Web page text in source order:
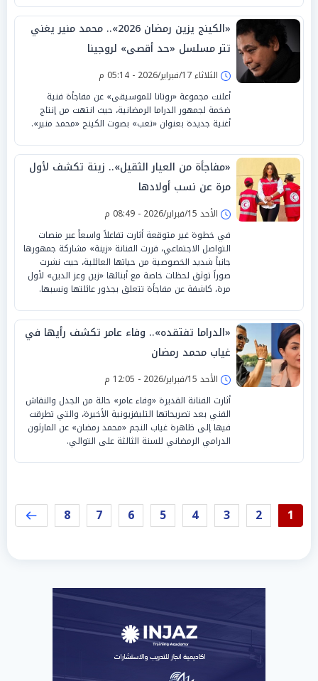
«الكينج يزين رمضان 2026».. محمد منير يغني
تتر مسلسل «حد أقصى» لروجينا
الثلاثاء 17/فبراير/2026 - 05:14 م
أعلنت مجموعة «روتانا للموسيقى» عن مفاجأة فنية
ضخمة لجمهور الدراما الرمضانية، حيث انتهت من إنتاج
أغنية جديدة بعنوان «تعب» بصوت الكينج «محمد منير».
«مفاجأة من العيار الثقيل».. زينة تكشف لأول
مرة عن نسب أولادها
الأحد 15/فبراير/2026 - 08:49 م
في خطوة غير متوقعة أثارت تفاعلاً واسعاً عبر منصات
التواصل الاجتماعي، قررت الفنانة «زينة» مشاركة جمهورها
جانباً شديد الخصوصية من حياتها العائلية، حيث نشرت
صوراً توثق لحظات خاصة مع أبنائها «زين وعز الدين» لأول
مرة، كاشفة عن مفاجأة تتعلق بجذور عائلتها ونسبها.
«الدراما تفتقده».. وفاء عامر تكشف رأيها في
غياب محمد رمضان
الأحد 15/فبراير/2026 - 12:05 م
أثارت الفنانة القديرة «وفاء عامر» حالة من الجدل والنقاش
الفني بعد تصريحاتها التليفزيونية الأخيرة، والتي تطرقت
فيها إلى ظاهرة غياب النجم «محمد رمضان» عن المارثون
الدرامي الرمضاني للسنة الثالثة على التوالي.
1
2
3
4
5
6
7
8